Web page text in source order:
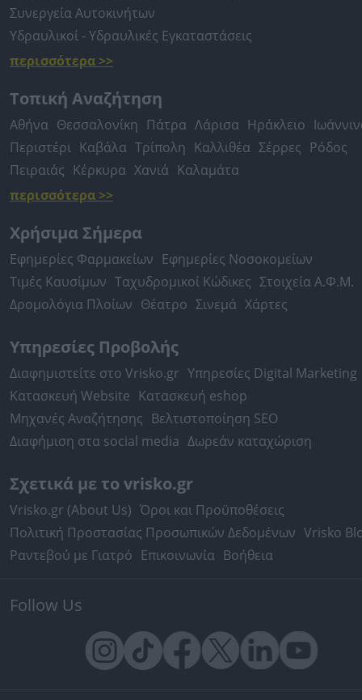
Συνεργεία Αυτοκινήτων
Υδραυλικοί - Υδραυλικές Εγκαταστάσεις
περισσότερα >>
Τοπική Αναζήτηση
Αθήνα Θεσσαλονίκη Πάτρα Λάρισα Ηράκλειο
Περιστέρι Καβάλα Τρίπολη Καλλιθέα Σέρρες Ρόδος
Πειραιάς Κέρκυρα Χανιά Καλαμάτα
περισσότερα >>
Χρήσιμα Σήμερα
Εφημερίες Φαρμακείων Εφημερίες Νοσοκομείων
Τιμές Καυσίμων Ταχυδρομικοί Κώδικες Στοιχεία Α.Φ.Μ.
Δρομολόγια Πλοίων Θέατρο Σινεμά Χάρτες
Υπηρεσίες Προβολής
Διαφημιστείτε στο Vrisko.gr Υπηρεσίες Digital Marketing
Κατασκευή Website Κατασκευή eshop
Μηχανές Αναζήτησης Βελτιστοποίηση SEO
Διαφήμιση στα social media Δωρεάν καταχώριση
Σχετικά με το vrisko.gr
Vrisko.gr (About Us) Όροι και Προϋποθέσεις
Πολιτική Προστασίας Προσωπικών Δεδομένων Vrisko
Ραντεβού με Γιατρό Επικοινωνία Βοήθεια
Follow Us